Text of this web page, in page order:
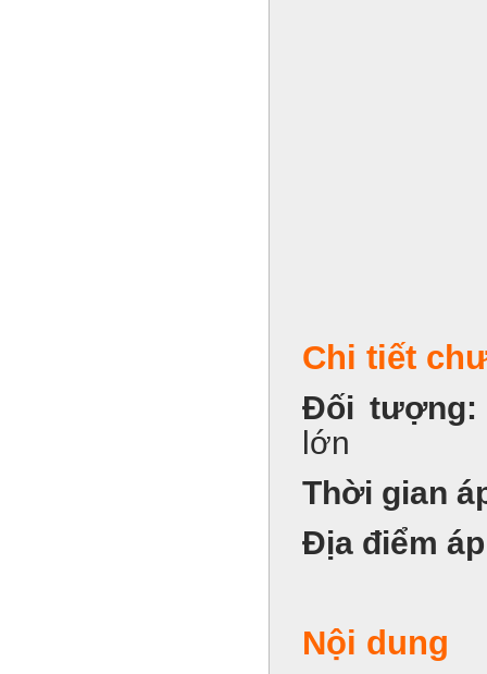
Chi tiết
Đối
lớn
Thời gian
Địa điểm
Nội dung